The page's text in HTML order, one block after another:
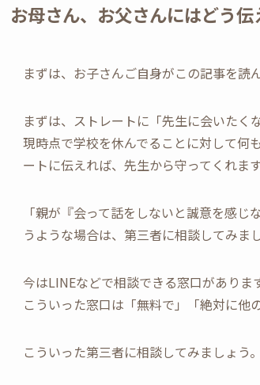
お母さん、お父さんにはどう伝
まずは、お子さんご自身がこの記事を読
まずは、ストレートに「先生に会いたく
現時点で学校を休んでることに対して何
ートに伝えれば、先生から守ってくれます
「親が『会って話をしないと誠意を感
うような場合は、第三者に相談してみまし
今はLINEなどで相談できる窓口があります
こういった窓口は「無料で」「絶対に他
こういった第三者に相談してみましょう。